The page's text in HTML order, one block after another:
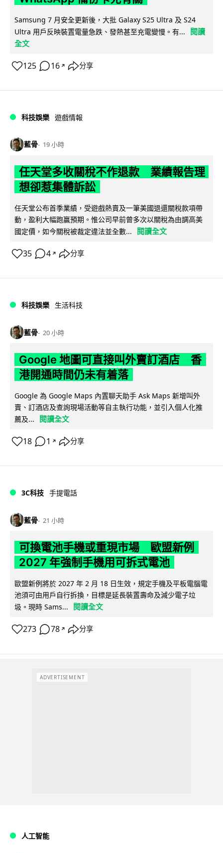
Samsung 7 月安全更新後，大批 Galaxy S25 Ultra 及 S24
Ultra 用戶反映裝置電量急跌、發熱甚至充電變慢。有...
閱讀
全文
125 16 ↗ 分享
科技娛樂 遊戲情報
藍骨 19 小時
任天堂多收關稅不作退款 業績報告理
想卻惹集體訴訟
任天堂公布首季業績，受遊戲熱賣及一筆美國退還關稅款項帶
動，盈利大幅跑贏預期。惟公司早前曾多次以關稅為由調高美
國定價，如今關稅被裁定違法並全數...
閱讀全文
35 4 ↗ 分享
科技娛樂 生活科技
藍骨 20 小時
Google 地圖可直接叫外賣訂酒店 香
港開通時間仍未有着落
Google 為 Google Maps 內置聊天助手 Ask Maps 新增叫外
賣、訂酒店及查詢現場活動等自主執行功能，並引入個人化推
薦及...
閱讀全文
18 1 ↗ 分享
3C科技 手提電話
藍骨 21 小時
可換電池手機或重現市場 歐盟新例
2027 年強制手機用可拆式電池
歐盟新例將於 2027 年 2 月 18 日生效，規定手機及平板電腦電
池須可由用戶自行拆換，目標是延長裝置壽命及減少電子垃
圾。現時 Sams...
閱讀全文
273 78 ↗ 分享
ADVERTISEMENT
人工智能